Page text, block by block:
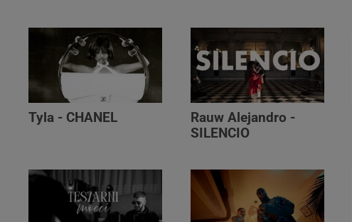
Tyla - CHANEL
Rauw Alejandro -
SILENCIO